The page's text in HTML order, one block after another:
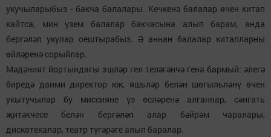
укучыларыбыз - бакча балалары. Кечкенә балалар өчен китап
кайтса, мин үзем балалар бакчасына алып барам, анда
бергәләп укулар оештырабыз. Ә аннан балалар китапларны
өйләренә сорыйлар.
Мәдәният йортындагы эшләр гел теләгәнчә генә бармый: әлегә
биредә даими директор юк, яшьләр белән шөгыльләнү өчен
укытучылар бу миссияне үз өсләренә алганнар, сәнгать
җитәкчесе белән бергәләп алар бәйрәм чаралары,
дискотекалар, театр түгәрәге алып баралар.